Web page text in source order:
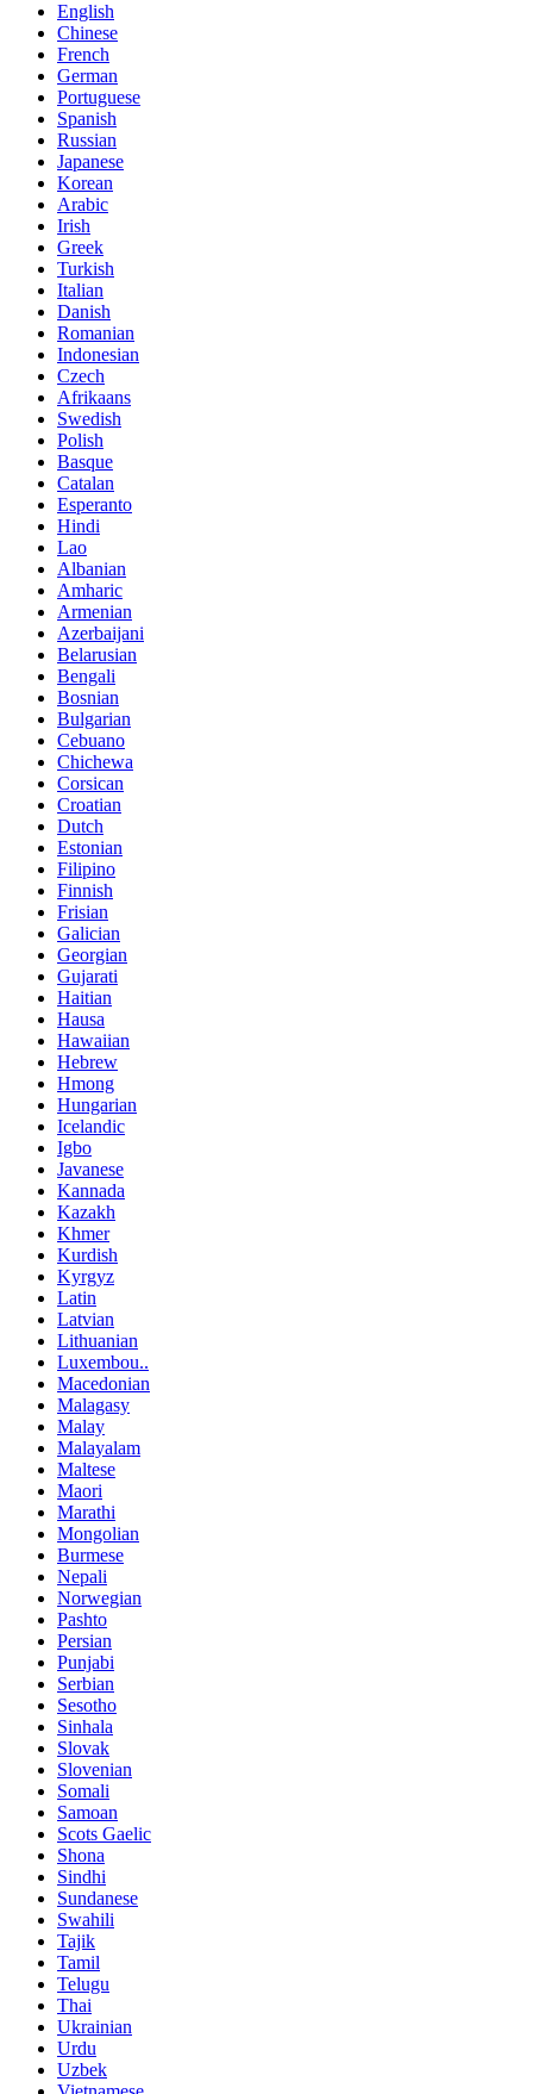
English
Chinese
French
German
Portuguese
Spanish
Russian
Japanese
Korean
Arabic
Irish
Greek
Turkish
Italian
Danish
Romanian
Indonesian
Czech
Afrikaans
Swedish
Polish
Basque
Catalan
Esperanto
Hindi
Lao
Albanian
Amharic
Armenian
Azerbaijani
Belarusian
Bengali
Bosnian
Bulgarian
Cebuano
Chichewa
Corsican
Croatian
Dutch
Estonian
Filipino
Finnish
Frisian
Galician
Georgian
Gujarati
Haitian
Hausa
Hawaiian
Hebrew
Hmong
Hungarian
Icelandic
Igbo
Javanese
Kannada
Kazakh
Khmer
Kurdish
Kyrgyz
Latin
Latvian
Lithuanian
Luxembou..
Macedonian
Malagasy
Malay
Malayalam
Maltese
Maori
Marathi
Mongolian
Burmese
Nepali
Norwegian
Pashto
Persian
Punjabi
Serbian
Sesotho
Sinhala
Slovak
Slovenian
Somali
Samoan
Scots Gaelic
Shona
Sindhi
Sundanese
Swahili
Tajik
Tamil
Telugu
Thai
Ukrainian
Urdu
Uzbek